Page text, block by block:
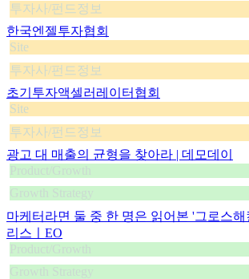
투자사/펀드정보
한국엔젤투자협회
Site
투자사/펀드정보
초기투자액셀러레이터협회
Site
투자사/펀드정보
광고 대 매출의 균형을 찾아라 | 데모데이
Product/Growth
Growth Strategy
마케터라면 둘 중 한 명은 읽어본 '그로스
리스ㅣEO
Product/Growth
Growth Strategy